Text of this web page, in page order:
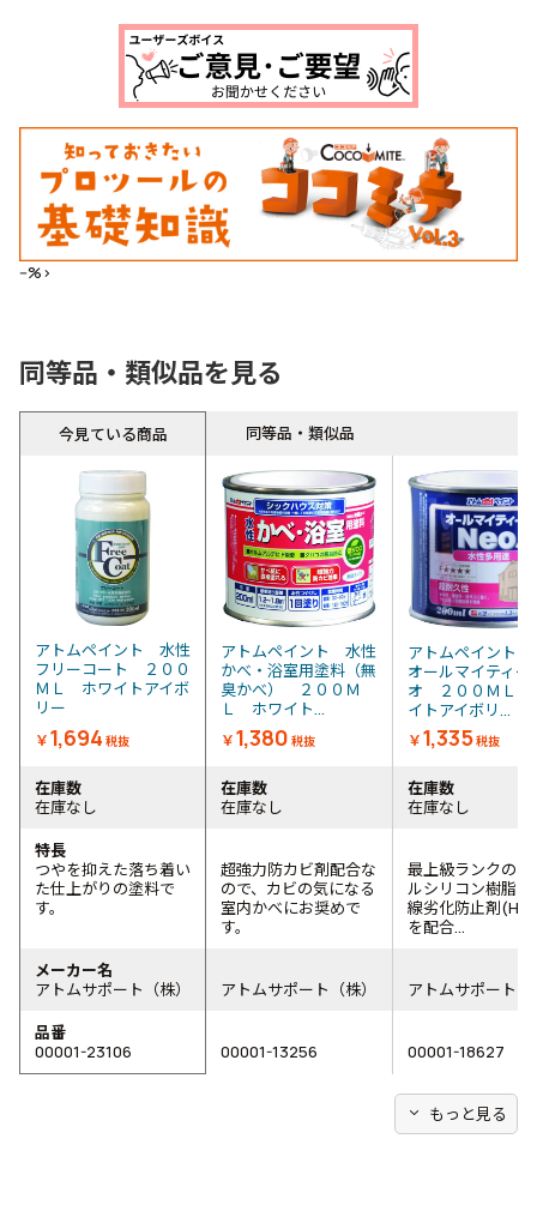
--%>
同等品・類似品を見る
今見ている商品 同等品・類似品
アトムペイント 水性
フリーコート ２００
ＭＬ ホワイトアイボ
リー
￥1,694 税抜
アトムペイント 水性
かべ・浴室用塗料（無
臭かべ） ２００Ｍ
Ｌ ホワイト...
￥1,380 税抜
アトムペイント
オールマイティー
オ ２００ＭＬ
イトアイボリ...
￥1,335税抜
在庫数
在庫なし
在庫数
在庫なし
在庫数
在庫なし
特長
つやを抑えた落ち着い
た仕上がりの塗料で
す。
超強力防カビ剤配合な
ので、カビの気になる
室内かべにお奨めで
す。
最上級ランクのア
ルシリコン樹脂に
線劣化防止剤
を配合...
メーカー名
アトムサポート（株）
アトムサポート（株）
アトムサポート（
品番
00001-23106
00001-13256 00001-18627
expand_more もっと見る